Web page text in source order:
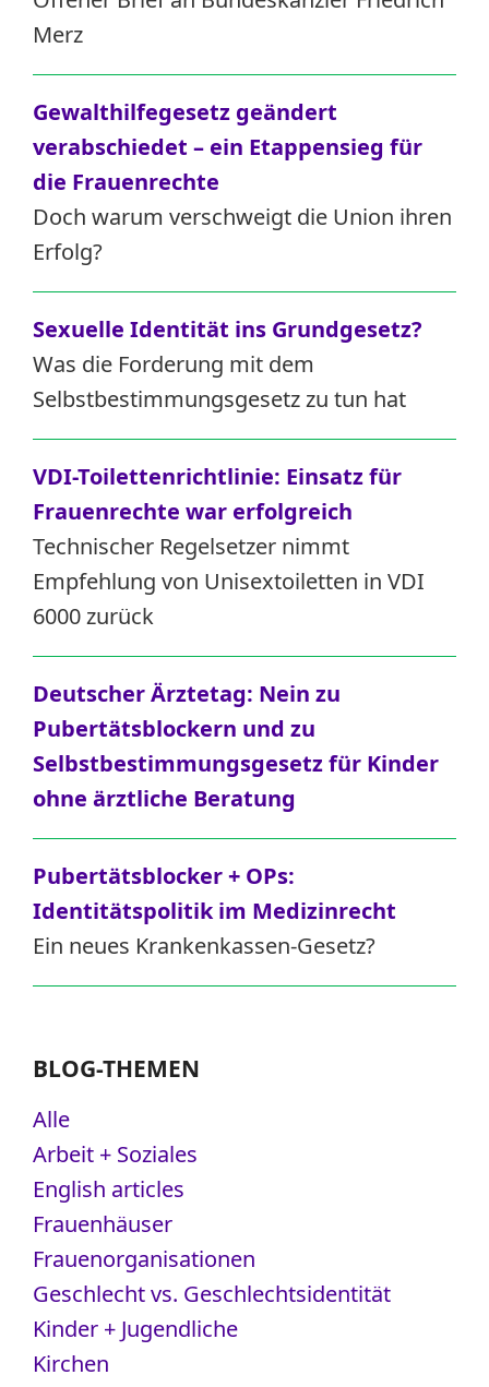
Merz
Gewalthilfegesetz geändert
verabschiedet – ein Etappensieg für
die Frauenrechte
Doch warum verschweigt die Union ihren
Erfolg?
Sexuelle Identität ins Grundgesetz?
Was die Forderung mit dem
Selbstbestimmungsgesetz zu tun hat
VDI-Toilettenrichtlinie: Einsatz für
Frauenrechte war erfolgreich
Technischer Regelsetzer nimmt
Empfehlung von Unisextoiletten in VDI
6000 zurück
Deutscher Ärztetag: Nein zu
Pubertätsblockern und zu
Selbstbestimmungsgesetz für Kinder
ohne ärztliche Beratung
Pubertätsblocker + OPs:
Identitätspolitik im Medizinrecht
Ein neues Krankenkassen-Gesetz?
BLOG-THEMEN
Alle
Arbeit + Soziales
English articles
Frauenhäuser
Frauenorganisationen
Geschlecht vs. Geschlechtsidentität
Kinder + Jugendliche
Kirchen